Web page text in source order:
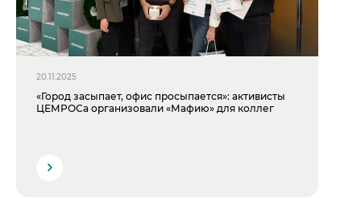
20.11.2025
«Город засыпает, офис просыпается»: активисты
ЦЕМРОСа организовали «Мафию» для коллег